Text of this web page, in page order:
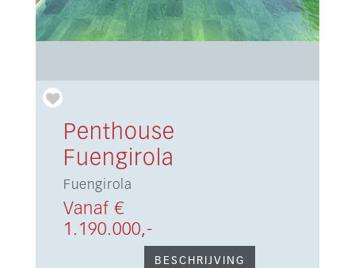
Penthouse
Fuengirola
Fuengirola
Vanaf €
1.190.000,-
BESCHRIJVING